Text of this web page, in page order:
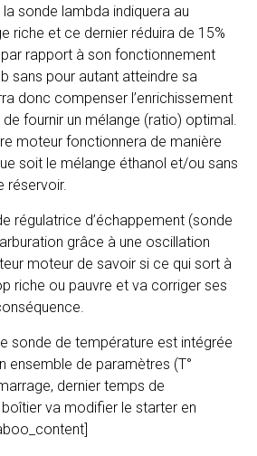
sonde lambda indiquera au
riche et ce dernier réduira de 15%
rapport à son fonctionnement
sans pour autant atteindre sa
donc compenser l’enrichissement
fournir un mélange (ratio) optimal.
moteur fonctionnera de manière
soit le mélange éthanol et/ou sans
réservoir.
régulatrice d’échappement (sonde
grâce à une oscillation
moteur de savoir si ce qui sort à
riche ou pauvre et va corriger ses
sonde de température est intégrée
ensemble de paramètres (T°
dernier temps de
va modifier le starter en